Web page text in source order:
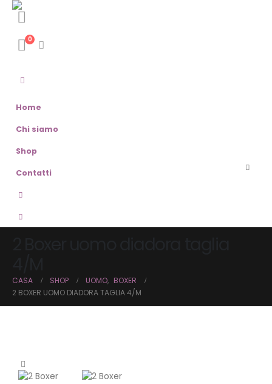
0
Home
Chi siamo
Shop
Contatti
CASA SHOP UOMO, BOXER
2 BOXER UOMO DIADORA TAGLIA 4/M